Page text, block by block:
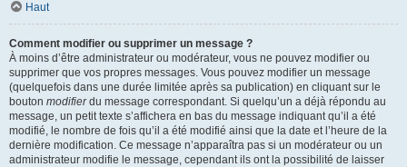
Haut
Comment modifier ou supprimer un message ?
À moins d’être administrateur ou modérateur, vous ne pouvez modifier ou
supprimer que vos propres messages. Vous pouvez modifier un message
(quelquefois dans une durée limitée après sa publication) en cliquant sur le
bouton modifierdu message correspondant. Si quelqu’un a déjà répondu au
message, un petit texte s’affichera en bas du message indiquant qu’il a été
modifié, le nombre de fois qu’il a été modifié ainsi que la date et l’heure de la
dernière modification. Ce message n’apparaîtra pas si un modérateur ou un
administrateur modifie le message, cependant ils ont la possibilité de laisser